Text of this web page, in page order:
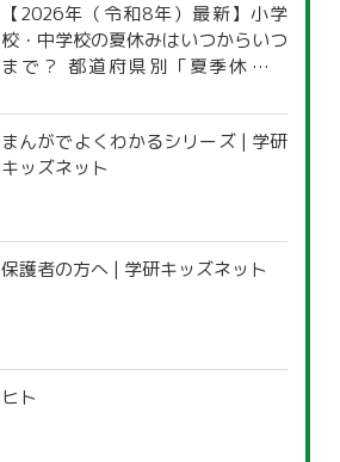
【2026年（令和8年）最新】小学
校・中学校の夏休みはいつからいつ
まで？ 都道府県別「夏季休暇一
まんがでよくわかるシリーズ | 学研
キッズネット
保護者の方へ | 学研キッズネット
ヒト